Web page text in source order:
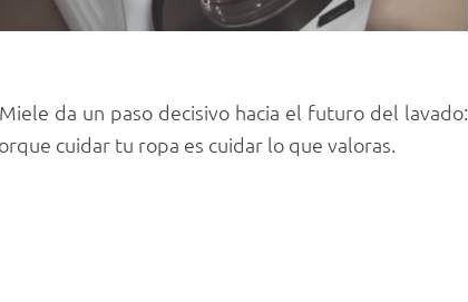
da un paso decisivo hacia el futuro del lavado:
cuidar tu ropa es cuidar lo que valoras.